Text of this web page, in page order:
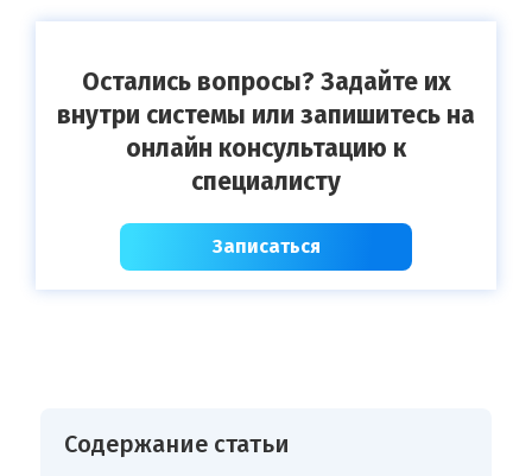
Остались вопросы? Задайте их
внутри системы или запишитесь на
онлайн консультацию к
специалисту
Записаться
Содержание статьи